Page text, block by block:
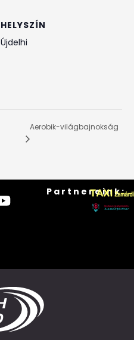
HELYSZÍN
Újdelhi
Aerobik-világbajnokság
Partnereink: